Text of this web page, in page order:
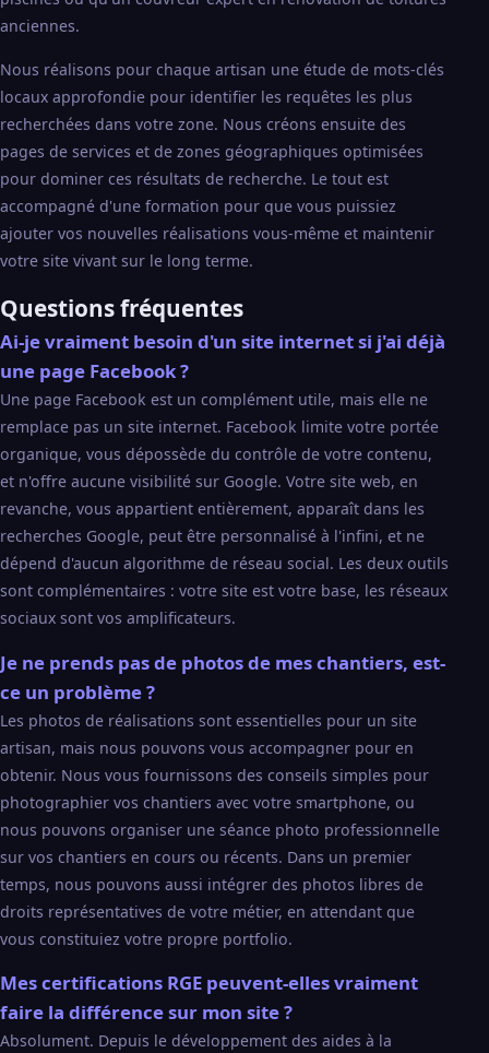
anciennes.
Nous réalisons pour chaque artisan une étude de mots-clés
locaux approfondie pour identifier les requêtes les plus
recherchées dans votre zone. Nous créons ensuite des
pages de services et de zones géographiques optimisées
pour dominer ces résultats de recherche. Le tout est
accompagné d'une formation pour que vous puissiez
ajouter vos nouvelles réalisations vous-même et maintenir
votre site vivant sur le long terme.
Questions fréquentes
Ai-je vraiment besoin d'un site internet si j'ai déjà
une page Facebook ?
Une page Facebook est un complément utile, mais elle ne
remplace pas un site internet. Facebook limite votre portée
organique, vous dépossède du contrôle de votre contenu,
et n'offre aucune visibilité sur Google. Votre site web, en
revanche, vous appartient entièrement, apparaît dans les
recherches Google, peut être personnalisé à l'infini, et ne
dépend d'aucun algorithme de réseau social. Les deux outils
sont complémentaires : votre site est votre base, les réseaux
sociaux sont vos amplificateurs.
Je ne prends pas de photos de mes chantiers, est-
ce un problème ?
Les photos de réalisations sont essentielles pour un site
artisan, mais nous pouvons vous accompagner pour en
obtenir. Nous vous fournissons des conseils simples pour
photographier vos chantiers avec votre smartphone, ou
nous pouvons organiser une séance photo professionnelle
sur vos chantiers en cours ou récents. Dans un premier
temps, nous pouvons aussi intégrer des photos libres de
droits représentatives de votre métier, en attendant que
vous constituiez votre propre portfolio.
Mes certifications RGE peuvent-elles vraiment
faire la différence sur mon site ?
Absolument. Depuis le développement des aides à la